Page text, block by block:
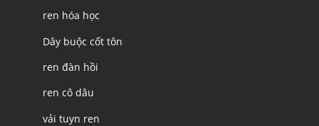
ren hóa học
Dây buộc cốt tôn
ren đàn hồi
ren cô dâu
vải tuyn ren